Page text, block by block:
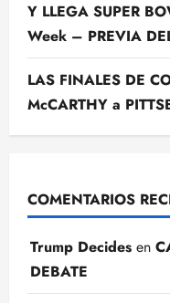
Y LLEGA SUPER
Week – PREVIA
LAS FINALES DE
McCARTHY a
COMENTARIOS
Trump Decides en
DEBATE